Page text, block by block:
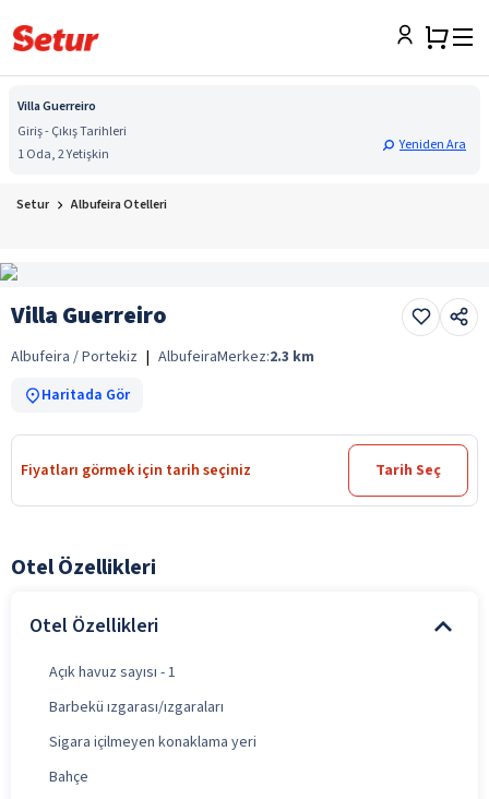
Villa Guerreiro
Giriş - Çıkış Tarihleri
1 Oda, 2 Yetişkin
Yeniden Ara
Setur Albufeira Otelleri
Villa Guerreiro
Albufeira / Portekiz | AlbufeiraMerkez:2.3 km
Haritada Gör
Fiyatları görmek için tarih seçiniz Tarih Seç
Otel Özellikleri
Otel Özellikleri
Açık havuz sayısı - 1
Barbekü ızgarası/ızgaraları
Sigara içilmeyen konaklama yeri
Bahçe